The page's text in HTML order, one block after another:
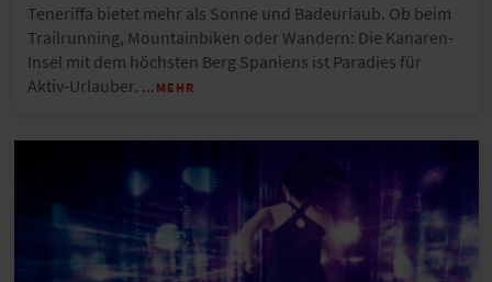
Teneriffa bietet mehr als Sonne und Badeurlaub. Ob beim
Trailrunning, Mountainbiken oder Wandern: Die Kanaren-
Insel mit dem höchsten Berg Spaniens ist Paradies für
Aktiv-Urlauber. …MEHR